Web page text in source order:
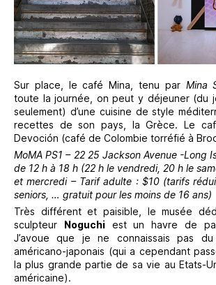
Sur place, le café Mina, tenu par Mina
toute la journée, on peut y déjeuner (du
seulement) d’une cuisine de style
recettes de son pays, la Grèce. Le
Devoción (café de Colombie torréfié à
MoMA PS1 – 22 25 Jackson Avenue -Long
de 12 h à 18 h (22 h le vendredi, 20 h le
et mercredi – Tarif adulte : $10 (tarifs
seniors, … gratuit pour les moins de 16 ans)
Très différent et paisible, le musée
sculpteur Noguchiest un havre de
J’avoue que je ne connaissais pas
américano-japonais (qui a cependant
la plus grande partie de sa vie au Etats-
américaine).